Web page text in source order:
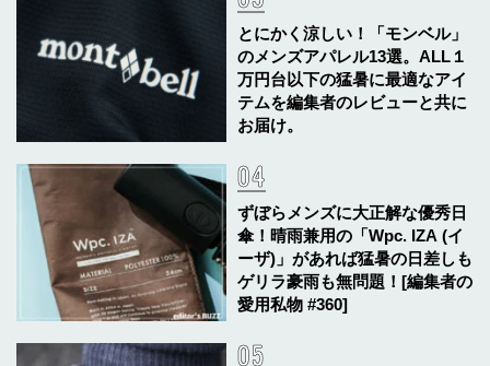
とにかく涼しい！「モンベル」
のメンズアパレル13選。ALL１
万円台以下の猛暑に最適なアイ
テムを編集者のレビューと共に
お届け。
ずぼらメンズに大正解な優秀日
傘！晴雨兼用の「Wpc. IZA (イ
ーザ)」があれば猛暑の日差しも
ゲリラ豪雨も無問題！[編集者の
愛用私物 #360]